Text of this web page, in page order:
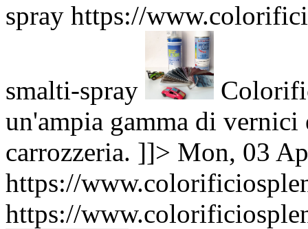
spray https://
smalti-spray
un'ampia gamma di
carrozzeria. ]]> Mon, 03
https://
https://